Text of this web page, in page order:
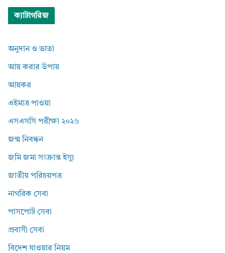
ক্যাটাগরিজ
অনুদান ও ভাতা
আয় করার উপায়
আয়কর
এইমাত্র পাওয়া
এসএসসি পরীক্ষা ২০২৬
জন্ম নিবন্ধন
জমি জমা সংক্রান্ত ইস্যু
জাতীয় পরিচয়পত্র
নাগরিক সেবা
পাসপোর্ট সেবা
প্রবাসী সেবা
বিদেশ যাওয়ার নিয়ম